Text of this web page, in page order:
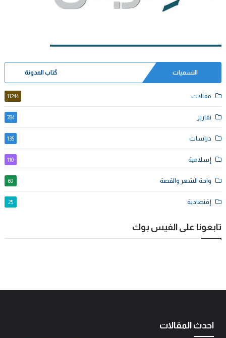
التسميات كُتاب المدونة
مقالات 11244
تقارير 784
دراسات 135
إسلامية 110
واحة الشعر والقصة 69
إقتصادية 25
تابعونا على الفيس بوك
احدث المقالات